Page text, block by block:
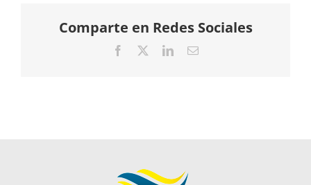
Comparte en Redes Sociales
Facebook LinkedInEmail